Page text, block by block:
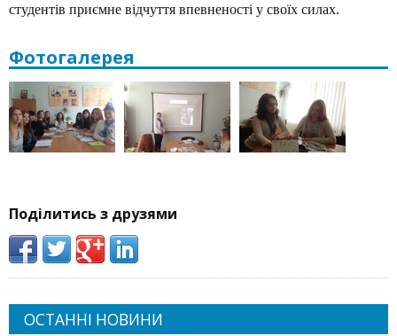
студентів приємне відчуття впевненості у своїх силах.
Фотогалерея
Поділитись з друзями
ОСТАННІ НОВИНИ